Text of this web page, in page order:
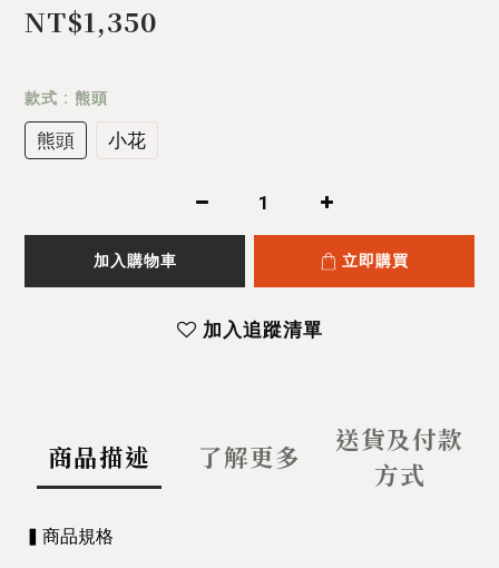
NT$1,350
款式 : 熊頭
熊頭 小花
加入購物車 立即購買
加入追蹤清單
商品描述 了解更多
送貨及付款
方式
▍商品規格